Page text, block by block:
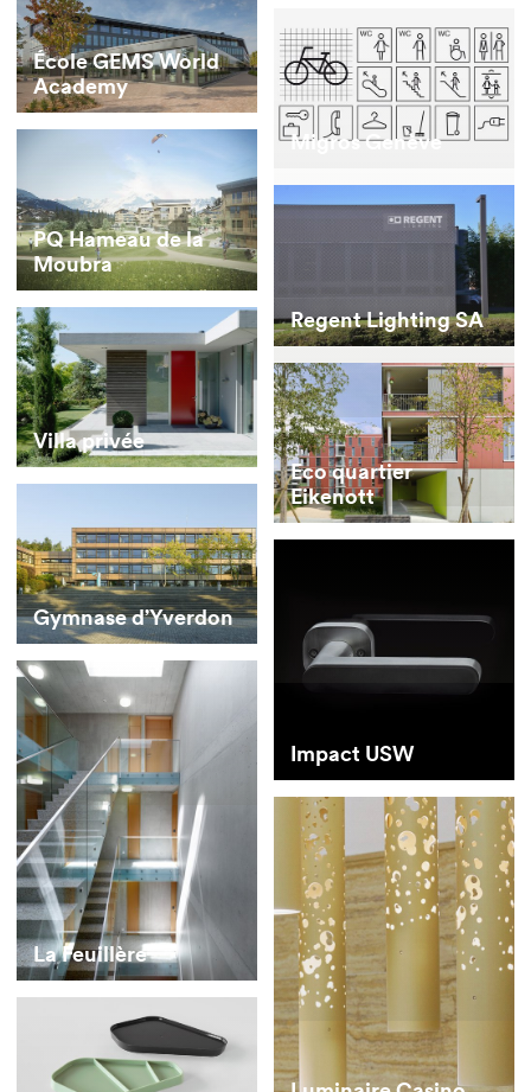
École GEMS World
Academy
Migros Genève
PQ Hameau de la
Moubra
Regent Lighting SA
Villa privée
Eco quartier
Eikenott
Gymnase d’Yverdon
Impact USW
La Feuillère